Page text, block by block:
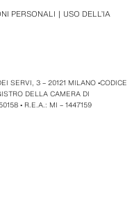
PERSONALI USO DELL’IA
SERVI, 3 – 20121 MILANO •CODICE
DELLA CAMERA DI
• R.E.A.: MI – 1447159